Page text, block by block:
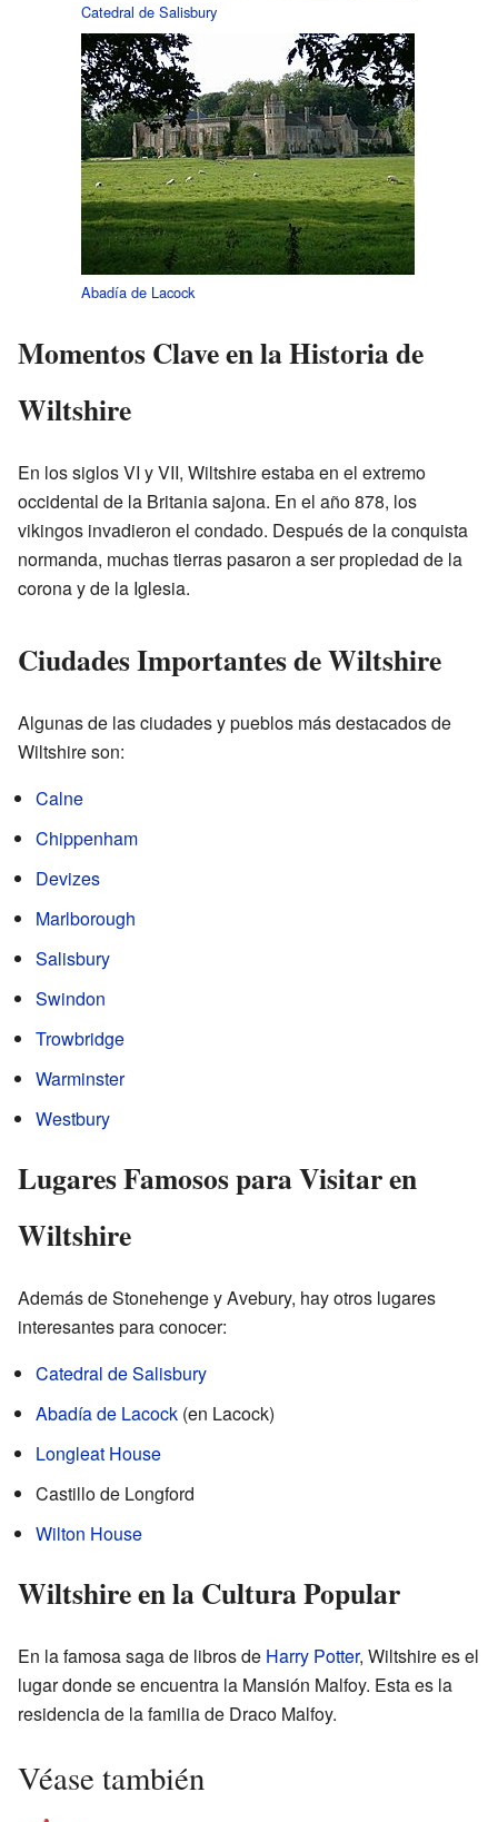
Catedral de Salisbury
Abadía de Lacock
Momentos Clave en la Historia de
Wiltshire
En los siglos VI y VII, Wiltshire estaba en el extremo
occidental de la Britania sajona. En el año 878, los
vikingos invadieron el condado. Después de la conquista
normanda, muchas tierras pasaron a ser propiedad de la
corona y de la Iglesia.
Ciudades Importantes de Wiltshire
Algunas de las ciudades y pueblos más destacados de
Wiltshire son:
Calne
Chippenham
Devizes
Marlborough
Salisbury
Swindon
Trowbridge
Warminster
Westbury
Lugares Famosos para Visitar en
Wiltshire
Además de Stonehenge y Avebury, hay otros lugares
interesantes para conocer:
Catedral de Salisbury
Abadía de Lacock (en Lacock)
Longleat House
Castillo de Longford
Wilton House
Wiltshire en la Cultura Popular
En la famosa saga de libros de Harry Potter, Wiltshire es el
lugar donde se encuentra la Mansión Malfoy. Esta es la
residencia de la familia de Draco Malfoy.
Véase también